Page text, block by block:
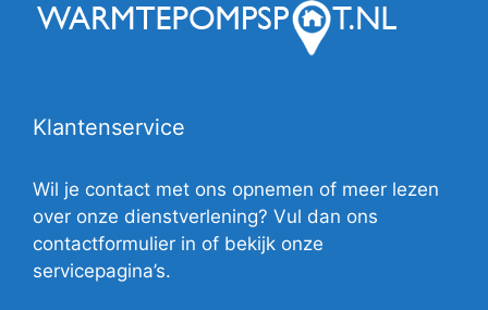
Klantenservice
Wil je contact met ons opnemen of meer lezen
over onze dienstverlening? Vul dan ons
contactformulier in of bekijk onze
servicepagina’s.